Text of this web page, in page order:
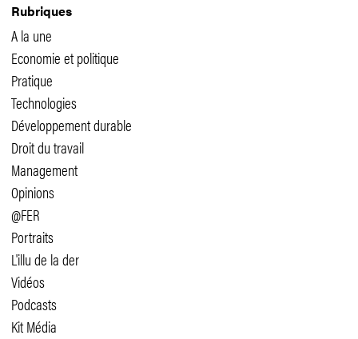
Rubriques
A la une
Economie et politique
Pratique
Technologies
Développement durable
Droit du travail
Management
Opinions
@FER
Portraits
L'illu de la der
Vidéos
Podcasts
Kit Média